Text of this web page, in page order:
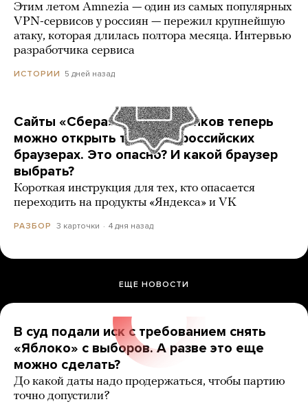
Этим летом Amnezia — один из самых популярных
VPN-сервисов у россиян — пережил крупнейшую
атаку, которая длилась полтора месяца. Интервью
разработчика сервиса
ИСТОРИИ 5 дней назад
Сайты «Сбера» и других банков теперь
можно открыть только в российских
браузерах. Это опасно? И какой браузер
выбрать?
Короткая инструкция для тех, кто опасается
переходить на продукты «Яндекса» и VK
РАЗБОР 3 карточки 4 дня назад
ЕЩЕ НОВОСТИ
В суд подали иск с требованием снять
«Яблоко» с выборов. А разве это еще
можно сделать?
До какой даты надо продержаться, чтобы партию
точно допустили?